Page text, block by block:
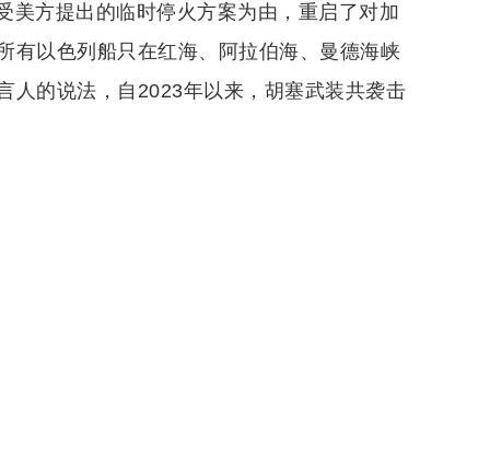
美方提出的临时停火方案为由，重启了对加
有以色列船只在红海、阿拉伯海、曼德海峡
人的说法，自2023年以来，胡塞武装共袭击